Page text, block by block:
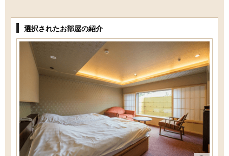
選択されたお部屋の紹介